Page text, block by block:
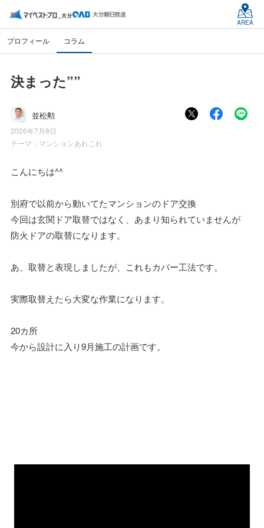
AREA
プロフィール コラム
決まった””
並松勲
2026年7月8日
テーマ： マンションあれこれ
こんにちは^^
別府で以前から動いてたマンションのドア交換
今回は玄関ドア取替ではなく、あまり知られていませんが
防火ドアの取替になります。
あ、取替と表現しましたが、これもカバー工法です。
実際取替えたら大変な作業になります。
20カ所
今から設計に入り9月施工の計画です。